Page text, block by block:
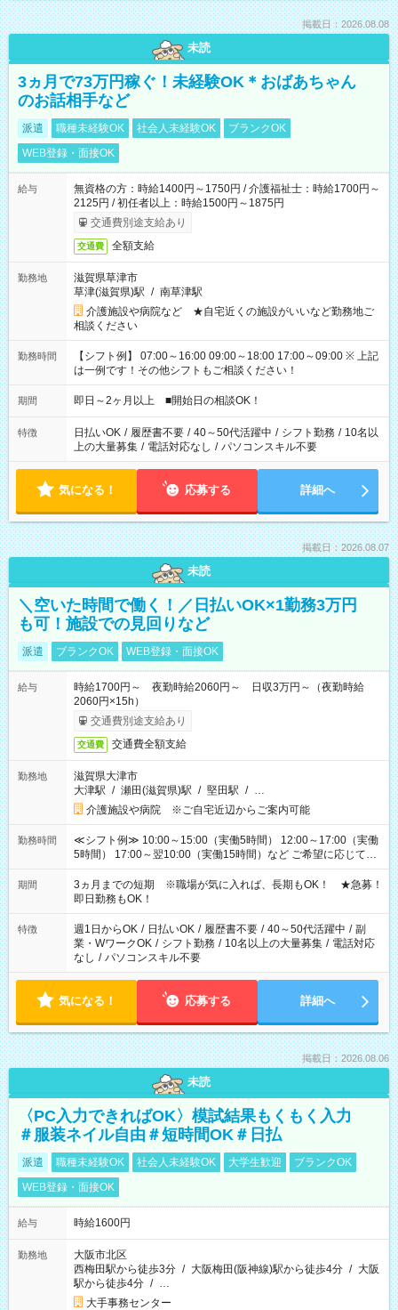
掲載日：2026.08.08
未読
3ヵ月で73万円稼ぐ！未経験OK＊おばあちゃん
のお話相手など
派遣 職種未経験OK 社会人未経験OK
ブランクOK
WEB登録・面接OK
給与
無資格の方：時給1400円～1750円 / 介護福祉士：時給1700円～
2125円 / 初任者以上：時給1500円～1875円
交通費別途支給あり
交通費 全額支給
勤務地
滋賀県草津市
草津(滋賀県)駅 / 南草津駅
介護施設や病院など ★自宅近くの施設がいいなど勤務地ご
相談ください
勤務時間
【シフト例】 07:00～16:00 09:00～18:00 17:00～09:00 ※ 上記
は一例です！その他シフトもご相談ください！
期間 即日～2ヶ月以上 ■開始日の相談OK！
特徴 日払いOK / 履歴書不要 / 40～50代活躍中 / シフト勤務 / 10名以
上の大量募集 / 電話対応なし / パソコンスキル不要
気になる！ 応募する 詳細へ
掲載日：2026.08.07
未読
＼空いた時間で働く！／日払いOK×1勤務3万円
も可！施設での見回りなど
派遣 ブランクOK WEB登録・面接OK
給与
時給1700円～ 夜勤時給2060円～ 日収3万円～（夜勤時給
2060円×15h）
交通費別途支給あり
交通費 交通費全額支給
勤務地
滋賀県大津市
大津駅 / 瀬田(滋賀県)駅 / 堅田駅 / …
介護施設や病院 ※ご自宅近辺からご案内可能
勤務時間
≪シフト例≫ 10:00～15:00（実働5時間） 12:00～17:00（実働
5時間） 17:00～翌10:00（実働15時間）など ご希望に応じて、
働く時間は調整できます！ お気軽に担当へ相談ください！
期間
3ヵ月までの短期 ※職場が気に入れば、長期もOK！ ★急募！
即日勤務もOK！
特徴 週1日からOK / 日払いOK / 履歴書不要 / 40～50代活躍中 / 副
業・WワークOK / シフト勤務 / 10名以上の大量募集 / 電話対応
なし / パソコンスキル不要
気になる！ 応募する 詳細へ
掲載日：2026.08.06
未読
〈PC入力できればOK〉模試結果もくもく入力
＃服装ネイル自由＃短時間OK＃日払
派遣 職種未経験OK 社会人未経験OK 大学生歓迎
ブランクOK
WEB登録・面接OK
給与 時給1600円
勤務地
大阪市北区
西梅田駅から徒歩3分 / 大阪梅田(阪神線)駅から徒歩4分 / 大阪
駅から徒歩4分 / …
大手事務センター